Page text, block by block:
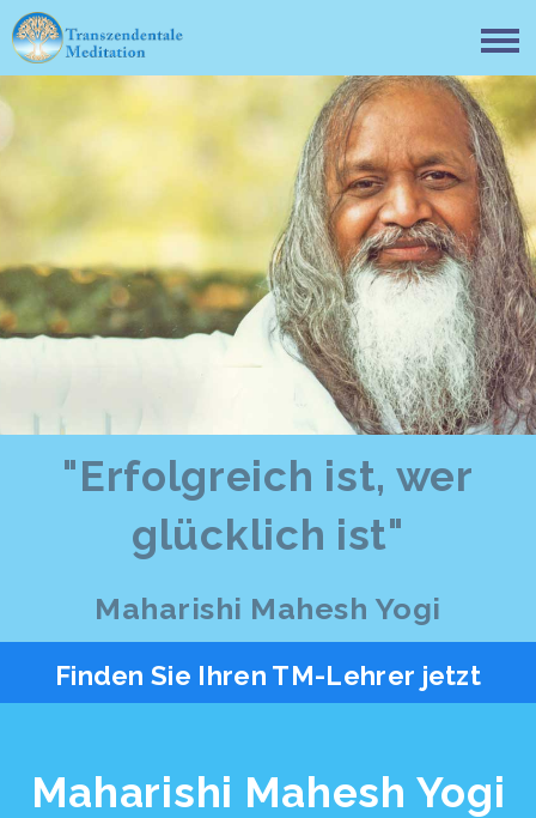
"Erfolgreich ist, wer
glücklich ist"
Maharishi Mahesh Yogi
Finden Sie Ihren TM-Lehrer jetzt
Maharishi Mahesh Yogi